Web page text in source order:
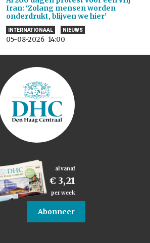
Iran: ‘Zolang mensen worden
onderdrukt, blijven we hier’
INTERNATIONAAL NIEUWS
05-08-2026 14:00
al vanaf
€ 3,21
per week
Abonneer